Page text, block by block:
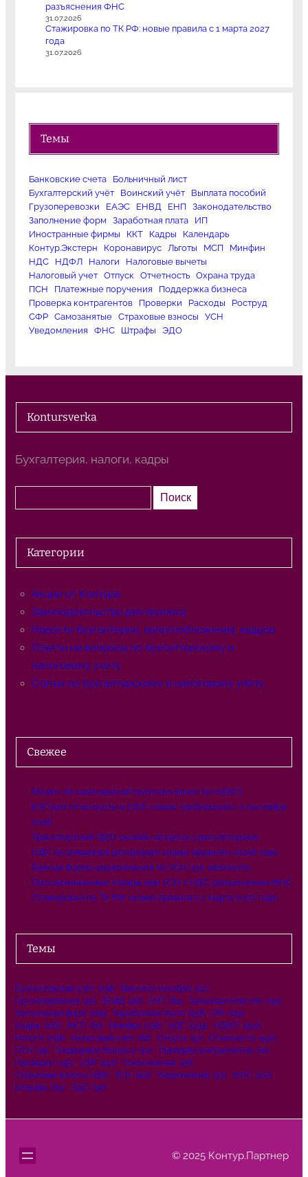
разъяснения ФНС
31.07.2026
Стажировка по ТК РФ: новые правила с 1 марта 2027
года
31.07.2026
Темы
Банковские счета
Больничный лист
Бухгалтерский учёт
Воинский учёт
Выплата пособий
Грузоперевозки
ЕАЭС ЕНВД ЕНП
Законодательство
Заполнение форм
Заработная плата
ИП
Иностранные фирмы
ККТ Кадры
Календарь
Контур.Экстерн
Коронавирус Льготы МСП
Минфин
НДС
НДФЛ Налоги
Налоговые вычеты
Налоговый учет
Отпуск Отчетность
Охрана труда
ПСН
Платежные поручения
Поддержка бизнеса
Проверка контрагентов
Проверки Расходы
Роструд
СФР
Самозанятые Страховые взносы
УСН
Уведомления
ФНС Штрафы ЭДО
Kontursverka
Бухгалтерия, налоги, кадры
о
к
Поиск
Категории
Акции от Контура
Законодательство для бизнеса
Новости бухгалтерии, налогообложения, кадров
Ответы на вопросы по бухгалтерскому и
налоговому учёту
Статьи по бухгалтерскому и налоговому учёту
Свежее
Может ли самозанятый получить вычет по НДФЛ
КЭП для отчетности в СФР: новые требования с 1 сентября
2026
Транспортный ЭДО: онлайн-встреча с регуляторами
НДС по длящимся договорам: новые правила с 2026 года
Единая форма уведомления по УСН: как заполнить
Прослеживаемые товары при УСН с НДС: разъяснения ФНС
Стажировка по ТК РФ: новые правила с 1 марта 2027 года
Темы
Бухгалтерский учёт (138) Выплата пособий (50)
Грузоперевозки (45) ЕНВД (46) ЕНП (84) Законодательство (115)
Заполнение форм (109) Заработная плата (158) ИП (129)
Кадры (287) МСП (62) Минфин (136) НДС (559) НДФЛ (250)
Налоги (238) Налоговый учет (66) Отпуск (57) Отчетность (491)
ПСН (74) Поддержка бизнеса (50) Проверка контрагентов (70)
Проверки (135) СФР (142) Самозанятые (58)
Страховые взносы (188) УСН (222) Уведомления (50) ФНС (207)
Штрафы (69) ЭДО (56)
© 2025 Контур.Партнер